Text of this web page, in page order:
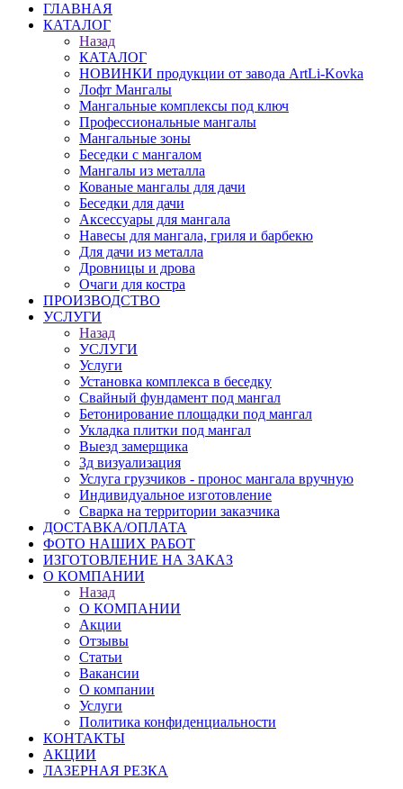
ГЛАВНАЯ
КАТАЛОГ
Назад
КАТАЛОГ
НОВИНКИ продукции от завода ArtLi-Kovka
Лофт Мангалы
Мангальные комплексы под ключ
Профессиональные мангалы
Мангальные зоны
Беседки с мангалом
Мангалы из металла
Кованые мангалы для дачи
Беседки для дачи
Аксессуары для мангала
Навесы для мангала, гриля и барбекю
Для дачи из металла
Дровницы и дрова
Очаги для костра
ПРОИЗВОДСТВО
УСЛУГИ
Назад
УСЛУГИ
Услуги
Установка комплекса в беседку
Свайный фундамент под мангал
Бетонирование площадки под мангал
Укладка плитки под мангал
Выезд замерщика
3д визуализация
Услуга грузчиков - пронос мангала вручную
Индивидуальное изготовление
Сварка на территории заказчика
ДОСТАВКА/ОПЛАТА
ФОТО НАШИХ РАБОТ
ИЗГОТОВЛЕНИЕ НА ЗАКАЗ
О КОМПАНИИ
Назад
О КОМПАНИИ
Акции
Отзывы
Статьи
Вакансии
О компании
Услуги
Политика конфиденциальности
КОНТАКТЫ
АКЦИИ
ЛАЗЕРНАЯ РЕЗКА